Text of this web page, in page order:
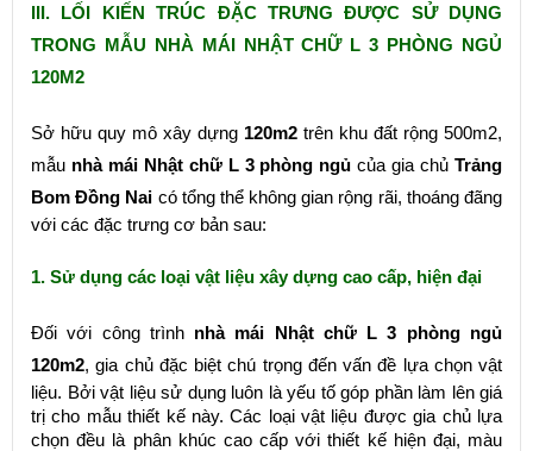
III. LỐI KIẾN TRÚC ĐẶC TRƯNG ĐƯỢC SỬ DỤNG
TRONG MẪU NHÀ MÁI NHẬT CHỮ L 3 PHÒNG NGỦ
120M2
Sở hữu quy mô xây dựng 120m2 trên khu đất rộng 500m2,
mẫu nhà mái Nhật chữ L 3 phòng ngủ của gia chủTrảng
Bom Đồng Nai có tổng thể không gian rộng rãi, thoáng đãng
với các đặc trưng cơ bản sau:
1. Sử dụng các loại vật liệu xây dựng cao cấp, hiện đại
Đối với công trình nhà mái Nhật chữ L 3 phòng ngủ
120m2, gia chủ đặc biệt chú trọng đến vấn đề lựa chọn vật
liệu. Bởi vật liệu sử dụng luôn là yếu tố góp phần làm lên giá
trị cho mẫu thiết kế này. Các loại vật liệu được gia chủ lựa
chọn đều là phân khúc cao cấp với thiết kế hiện đại, màu